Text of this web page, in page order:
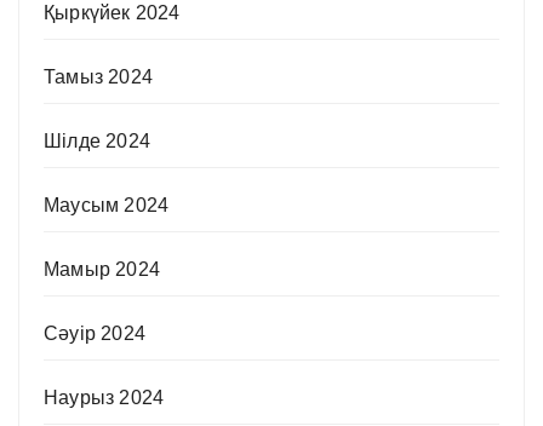
Қыркүйек 2024
Тамыз 2024
Шілде 2024
Маусым 2024
Мамыр 2024
Сәуір 2024
Наурыз 2024